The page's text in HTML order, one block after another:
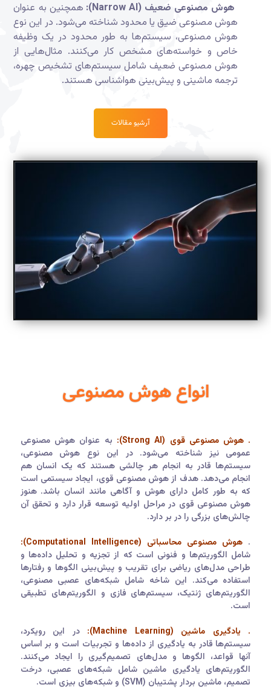
هوش مصنوعی ضعیف (Narrow AI):
همچنین به عنوان
هوش مصنوعی ضیق یا محدود شناخته می‌شود. در این نوع
هوش مصنوعی، سیستم‌ها به طور محدود در یک وظیفه
خاص و خواسته‌های مشخص کار می‌کنند. مثال‌هایی از
هوش مصنوعی ضعیف شامل سیستم‌های تشخیص چهره،
ترجمه ماشینی و پیش‌بینی هواشناسی هستند.
آرشیو مقالات
انواع هوش مصنوعی‎‎
. هوش مصنوعی قوی (Strong AI):
به عنوان هوش مصنوعی
عمومی نیز شناخته می‌شود. در این نوع هوش مصنوعی،
سیستم‌ها قادر به انجام هر چالشی هستند که یک انسان هم
انجام می‌دهد. هدف از هوش مصنوعی قوی، ایجاد سیستمی است
که به طور کامل دارای هوش و آگاهی مانند انسان باشد. هنوز
هوش مصنوعی قوی در مراحل اولیه توسعه قرار دارد و تحقق آن
چالش‌های بزرگی را در بر دارد.
. هوش مصنوعی محاسباتی (Computational Intelligence):
شامل الگوریتم‌ها و فنونی است که از تجزیه و تحلیل داده‌ها و
طراحی مدل‌های ریاضی برای تقریب و پیش‌بینی الگوها و رفتارها
استفاده می‌کند. این شاخه شامل شبکه‌های عصبی مصنوعی،
الگوریتم‌های ژنتیک، سیستم‌های فازی و الگوریتم‌های تطبیقی
است.
. یادگیری ماشین (Machine Learning):
در این رویکرد،
سیستم‌ها قادر به یادگیری از داده‌ها و تجربیات است و بر اساس
آنها قواعد، الگوها و مدل‌های تصمیم‌گیری را ایجاد می‌کنند.
الگوریتم‌های یادگیری ماشین شامل شبکه‌های عصبی، درخت
تصمیم، ماشین بردار پشتیبان (SVM) و شبکه‌های بیزی است.